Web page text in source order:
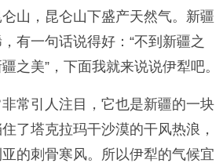
山，昆仑山下盛产天然气。新疆
有一句话说得好：“不到新疆之
之美”，下面我就来说说伊犁吧。
常引人注目，它也是新疆的一块
了塔克拉玛干沙漠的干风热浪，
的刺骨寒风。所以伊犁的气候宜